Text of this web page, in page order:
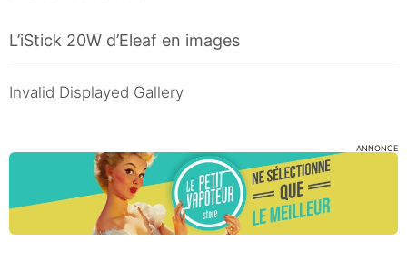
L’iStick 20W d’Eleaf en images
Invalid Displayed Gallery
ANNONCE